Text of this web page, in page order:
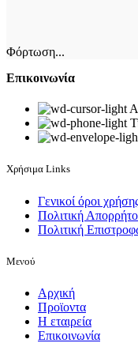
Φόρτωση...
Επικοινωνία
Χρήσιμα Links
Γενικοί όροι
Πολιτική
Πολιτική
Μενού
Αρχική
Προϊοντα
Η εταιρεία
Επικοινωνία